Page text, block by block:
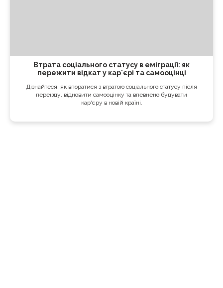
Втрата соціального статусу в еміграції: як
пережити відкат у кар'єрі та самооцінці
Дізнайтеся, як впоратися з втратою соціального статусу після
переїзду, відновити самооцінку та впевнено будувати
кар'єру в новій країні.